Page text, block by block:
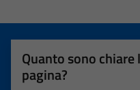
Quanto sono
pagina?